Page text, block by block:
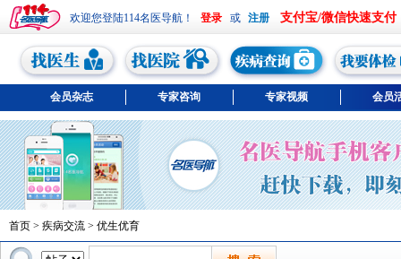
欢迎您登陆114名医导航！ 或 支付宝/微信快速支付
会员杂志 专家咨询 专家视频 会员
首页 > 疾病交流 > 优生优育